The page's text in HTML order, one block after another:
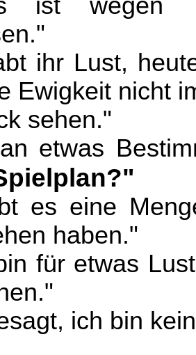
ist wegen
ihr Lust,
Ewigkeit nicht
sehen."
etwas
es eine
haben."
für etwas
ich bin